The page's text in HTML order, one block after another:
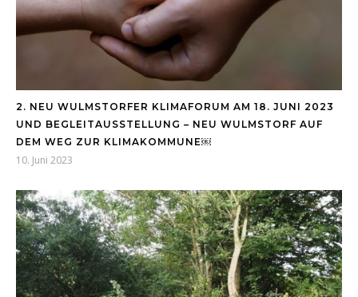
2. NEU WULMSTORFER KLIMAFORUM AM 18. JUNI 2023
UND BEGLEITAUSSTELLUNG – NEU WULMSTORF AUF
DEM WEG ZUR KLIMAKOMMUNE￼
10. Juni 2023